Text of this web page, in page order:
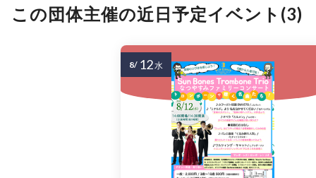
この団体主催の近日予定イベント(3)
8/ 12水